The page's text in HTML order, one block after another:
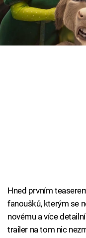
Cool Esport
fanoušků prostě
Hned prvním
fanoušků, kterým se
novému a více
trailer na tom nic